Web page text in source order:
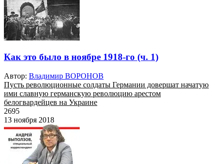
Как это было в ноябре 1918-го (ч. 1)
Автор: Владимир ВОРОНОВ
Пусть революционные солдаты Германии довершат начатую
ими славную германскую революцию арестом
белогвардейцев на Украине
2695
13 ноября 2018